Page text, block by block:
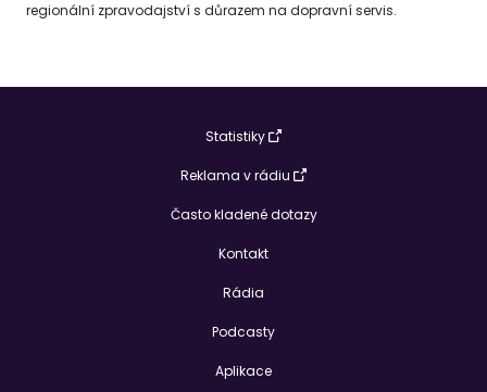
regionální zpravodajství s důrazem na dopravní servis.
Statistiky
Reklama v rádiu
Často kladené dotazy
Kontakt
Rádia
Podcasty
Aplikace